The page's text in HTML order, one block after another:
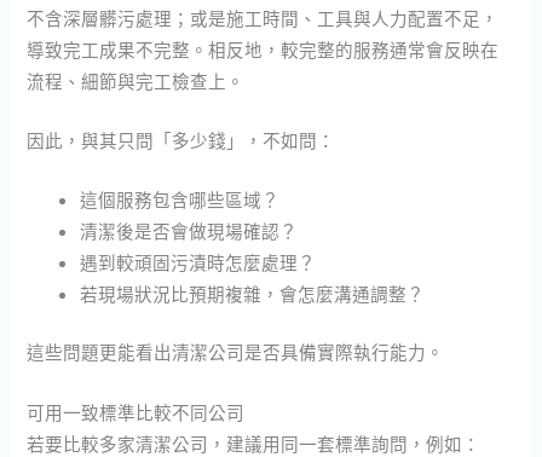
不含深層髒污處理；或是施工時間、工具與人力配置不足，
導致完工成果不完整。相反地，較完整的服務通常會反映在
流程、細節與完工檢查上。
因此，與其只問「多少錢」，不如問：
這個服務包含哪些區域？
清潔後是否會做現場確認？
遇到較頑固污漬時怎麼處理？
若現場狀況比預期複雜，會怎麼溝通調整？
這些問題更能看出清潔公司是否具備實際執行能力。
可用一致標準比較不同公司
若要比較多家清潔公司，建議用同一套標準詢問，例如：